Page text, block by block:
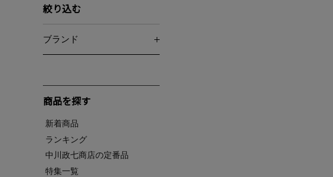
絞り込む
ブランド
商品を探す
新着商品
ランキング
中川政七商店の定番品
特集一覧